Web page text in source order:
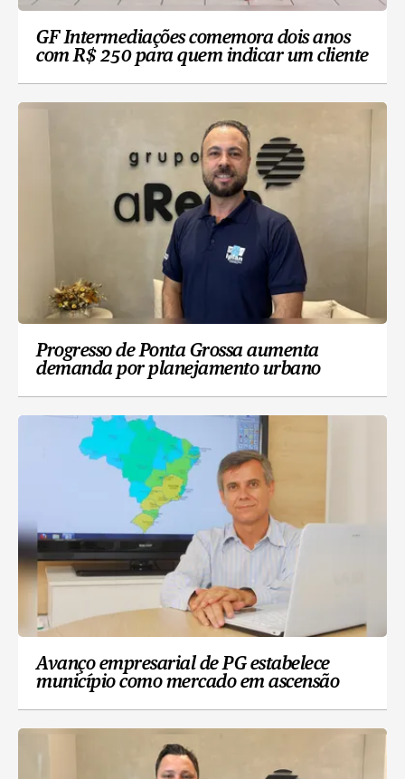
GF Intermediações comemora dois anos
com R$ 250 para quem indicar um cliente
Progresso de Ponta Grossa aumenta
demanda por planejamento urbano
Avanço empresarial de PG estabelece
município como mercado em ascensão